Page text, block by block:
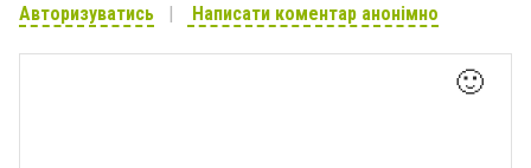
Авторизуватись Написати коментар анонімно
🙂